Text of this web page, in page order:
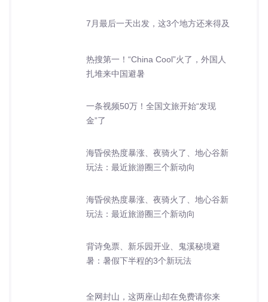
7月最后一天出发，这3个地方还来得及
热搜第一！“China Cool”火了，外国人
扎堆来中国避暑
一条视频50万！全国文旅开始“发现
金”了
海昏侯热度暴涨、夜骑火了、地心谷新
玩法：最近旅游圈三个新动向
海昏侯热度暴涨、夜骑火了、地心谷新
玩法：最近旅游圈三个新动向
背诗免票、新乐园开业、鬼溪秘境避
暑：暑假下半程的3个新玩法
全网封山，这两座山却在免费请你来